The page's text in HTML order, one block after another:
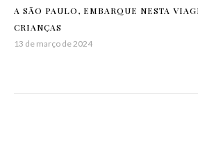
A SÃO PAULO, EMBARQUE NESTA
CRIANÇAS
13 de março de 2024